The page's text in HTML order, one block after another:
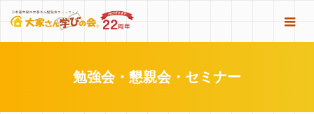
勉強会・懇親会・セミナー